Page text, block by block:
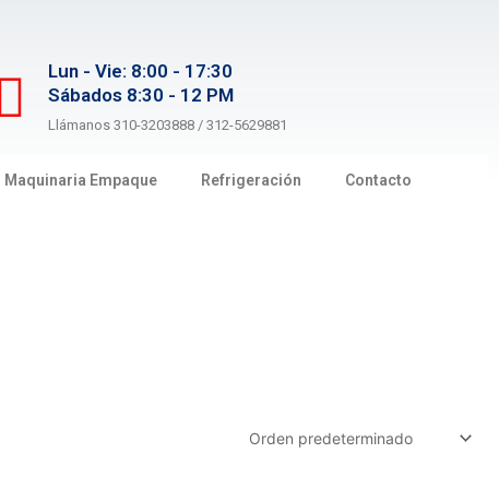
Lun - Vie: 8:00 - 17:30
Sábados 8:30 - 12 PM
Llámanos 310-3203888 / 312-5629881
Maquinaria Empaque Refrigeración Contacto